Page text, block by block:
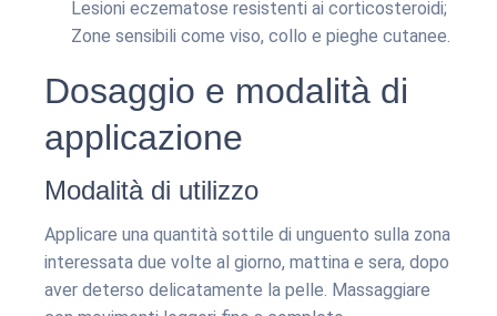
Lesioni eczematose resistenti ai corticosteroidi;
Zone sensibili come viso, collo e pieghe cutanee.
Dosaggio e modalità di
applicazione
Modalità di utilizzo
Applicare una quantità sottile di unguento sulla zona
interessata due volte al giorno, mattina e sera, dopo
aver deterso delicatamente la pelle. Massaggiare